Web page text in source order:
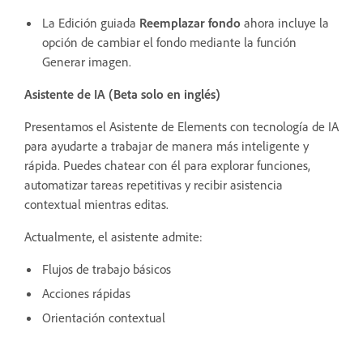
La Edición guiada Reemplazar fondo ahora incluye la
opción de cambiar el fondo mediante la función
Generar imagen.
Asistente de IA (Beta solo en inglés)
Presentamos el Asistente de Elements con tecnología de IA
para ayudarte a trabajar de manera más inteligente y
rápida. Puedes chatear con él para explorar funciones,
automatizar tareas repetitivas y recibir asistencia
contextual mientras editas.
Actualmente, el asistente admite:
Flujos de trabajo básicos
Acciones rápidas
Orientación contextual